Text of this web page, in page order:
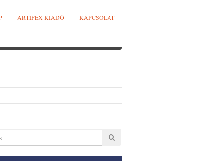
ARTIFEX KIADÓ KAPCSOLAT